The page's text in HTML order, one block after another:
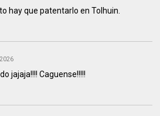
hay que patentarlo en Tolhuin.
jajaja!!!! Caguense!!!!!